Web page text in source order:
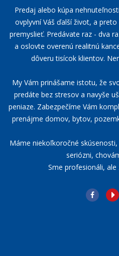
Predaj alebo kúpa
ovplyvní Váš ďalší život, a
premyslieť. Predávate raz - dva
a oslovte overenú realitnú
dôveru tisícok klientov.
My Vám prinášame istotu, že
predáte bez stresov a navyše
peniaze. Zabezpečíme Vám
prenájme domov, bytov,
Máme niekoľkoročné
seriózni,
Sme profesionáli,